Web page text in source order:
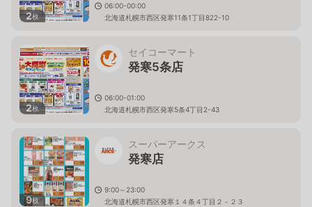
2枚
06:00-00:00
北海道札幌市西区発寒11条1丁目822-10
2枚
セイコーマート
発寒5条店
06:00-01:00
北海道札幌市西区発寒5条4丁目2-43
9枚
スーパーアークス
発寒店
9:00～23:00
北海道札幌市西区発寒１４条４丁目２－２３